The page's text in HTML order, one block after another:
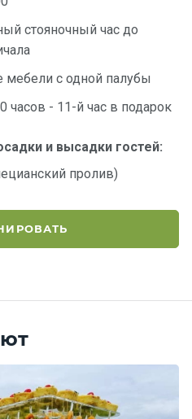
стояночный час до
с одной палубы
часов - 11-й час в подарок
и высадки гостей:
пролив)